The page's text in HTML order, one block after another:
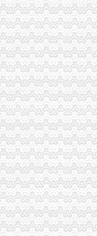
校
·重庆视
教育网
知-报关员
的通知
通知
关员考